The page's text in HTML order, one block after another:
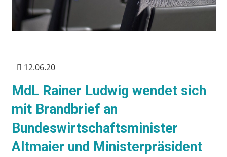
12.06.20
MdL Rainer Ludwig wendet sich
mit Brandbrief an
Bundeswirtschaftsminister
Altmaier und Ministerpräsident